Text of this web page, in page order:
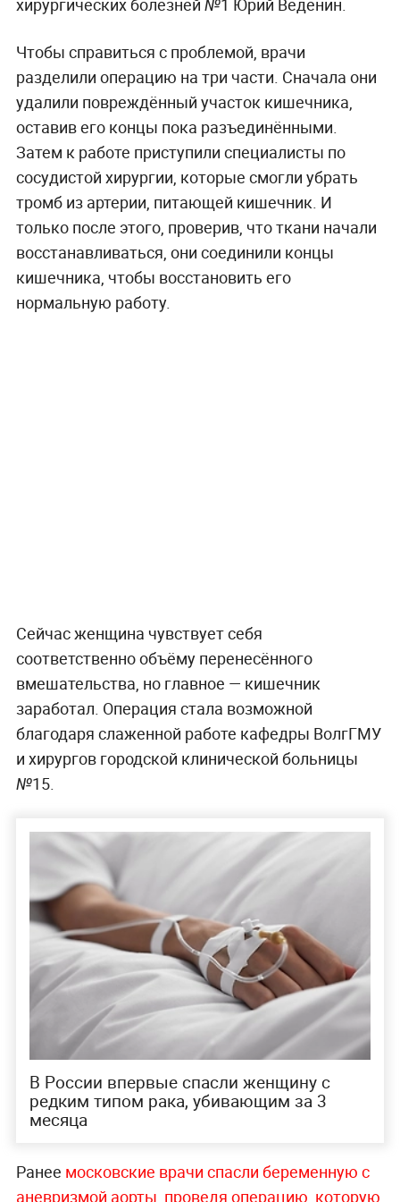
Чтобы справиться с проблемой, врачи
разделили операцию на три части. Сначала они
удалили повреждённый участок кишечника,
оставив его концы пока разъединёнными.
Затем к работе приступили специалисты по
сосудистой хирургии, которые смогли убрать
тромб из артерии, питающей кишечник. И
только после этого, проверив, что ткани начали
восстанавливаться, они соединили концы
кишечника, чтобы восстановить его
нормальную работу.
Сейчас женщина чувствует себя
соответственно объёму перенесённого
вмешательства, но главное — кишечник
заработал. Операция стала возможной
благодаря слаженной работе кафедры ВолгГМУ
и хирургов городской клинической больницы
№15.
В России впервые спасли женщину с
редким типом рака, убивающим за 3
месяца
Ранее московские врачи спасли беременную с
аневризмой аорты, проведя операцию, которую